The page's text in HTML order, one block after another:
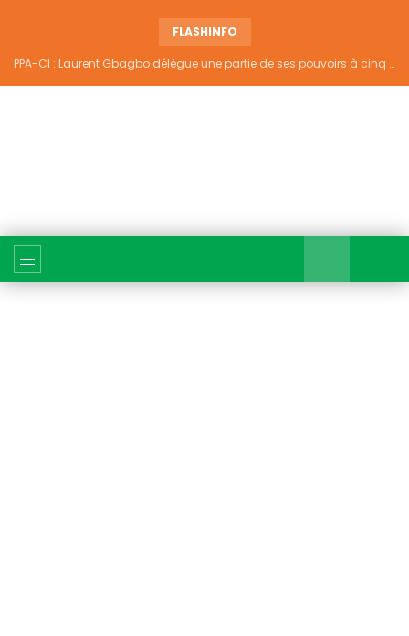
FLASHINFO
PPA-CI : Laurent Gbagbo délègue une partie de ses pouvoirs à cinq hauts responsables du parti, voici la liste officielle